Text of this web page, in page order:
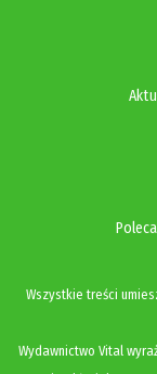
Wszystkie treści
Wydawnictwo Vital